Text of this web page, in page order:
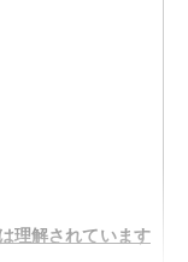
理解されています